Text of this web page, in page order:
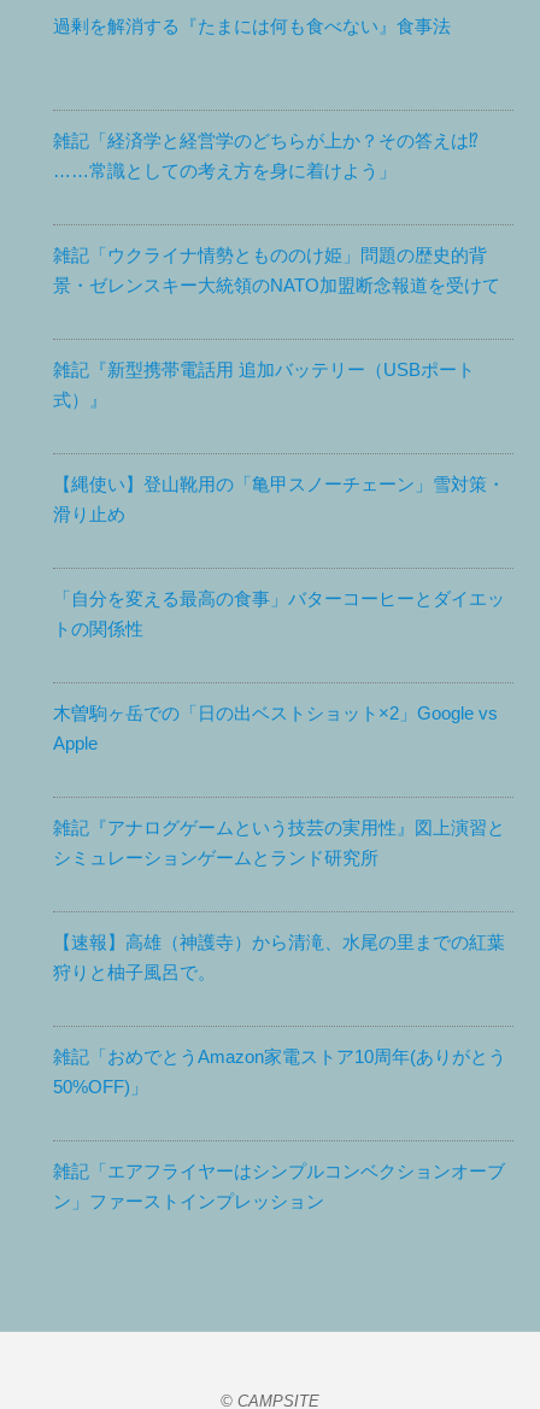
過剰を解消する『たまには何も食べない』食事法
雑記「経済学と経営学のどちらが上か？その答えは⁉
……常識としての考え方を身に着けよう」
雑記「ウクライナ情勢ともののけ姫」問題の歴史的背
景・ゼレンスキー大統領のNATO加盟断念報道を受けて
雑記『新型携帯電話用 追加バッテリー（USBポート
式）』
【縄使い】登山靴用の「亀甲スノーチェーン」雪対策・
滑り止め
「自分を変える最高の食事」バターコーヒーとダイエッ
トの関係性
木曽駒ヶ岳での「日の出ベストショット×2」Google vs
Apple
雑記『アナログゲームという技芸の実用性』図上演習と
シミュレーションゲームとランド研究所
【速報】高雄（神護寺）から清滝、水尾の里までの紅葉
狩りと柚子風呂で。
雑記「おめでとうAmazon家電ストア10周年(ありがとう
50%OFF)」
雑記「エアフライヤーはシンプルコンベクションオーブ
ン」ファーストインプレッション
© CAMPSITE